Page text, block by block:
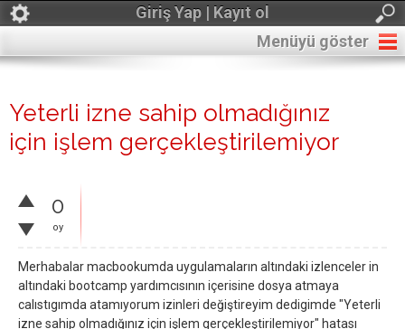
Giriş Yap | Kayıt ol
Menüyü göster
Yeterli izne sahip olmadığınız
için işlem gerçekleştirilemiyor
0
oy
Merhabalar macbookumda uygulamaların altındaki izlenceler in
altındaki bootcamp yardımcısının içerisine dosya atmaya
calıstıgımda atamıyorum izinleri değiştireyim dedigimde "Yeterli
izne sahip olmadığınız için işlem gerçekleştirilemiyor" hatası